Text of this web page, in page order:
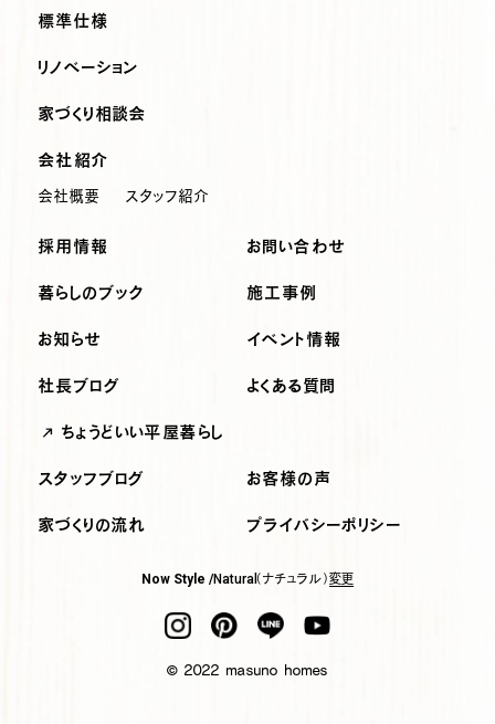
標準仕様
リノベーション
家づくり相談会
会社紹介
会社概要 スタッフ紹介
採用情報 お問い合わせ
暮らしのブック 施工事例
お知らせ
社長ブログ
イベント情報
よくある質問
ちょうどいい平屋暮らし
スタッフブログ お客様の声
家づくりの流れ プライバシーポリシー
Now Style /Natural （ナチュラル）変更
© 2022 masuno homes